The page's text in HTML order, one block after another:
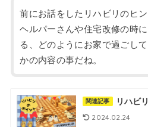
前にお話をしたリハビリのヒ
ヘルパーさんや住宅改修の時
る、どのようにお家で過ごし
かの内容の事だね。
関連記事 リハビ
2024.02.24